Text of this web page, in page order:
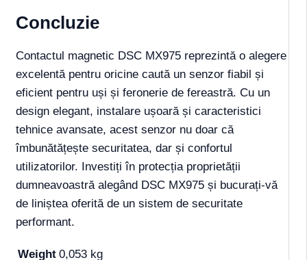
Concluzie
Contactul magnetic DSC MX975 reprezintă o alegere
excelentă pentru oricine caută un senzor fiabil și
eficient pentru uși și feronerie de fereastră. Cu un
design elegant, instalare ușoară și caracteristici
tehnice avansate, acest senzor nu doar că
îmbunătățește securitatea, dar și confortul
utilizatorilor. Investiți în protecția proprietății
dumneavoastră alegând DSC MX975 și bucurați-vă
de liniștea oferită de un sistem de securitate
performant.
Weight 0,053 kg